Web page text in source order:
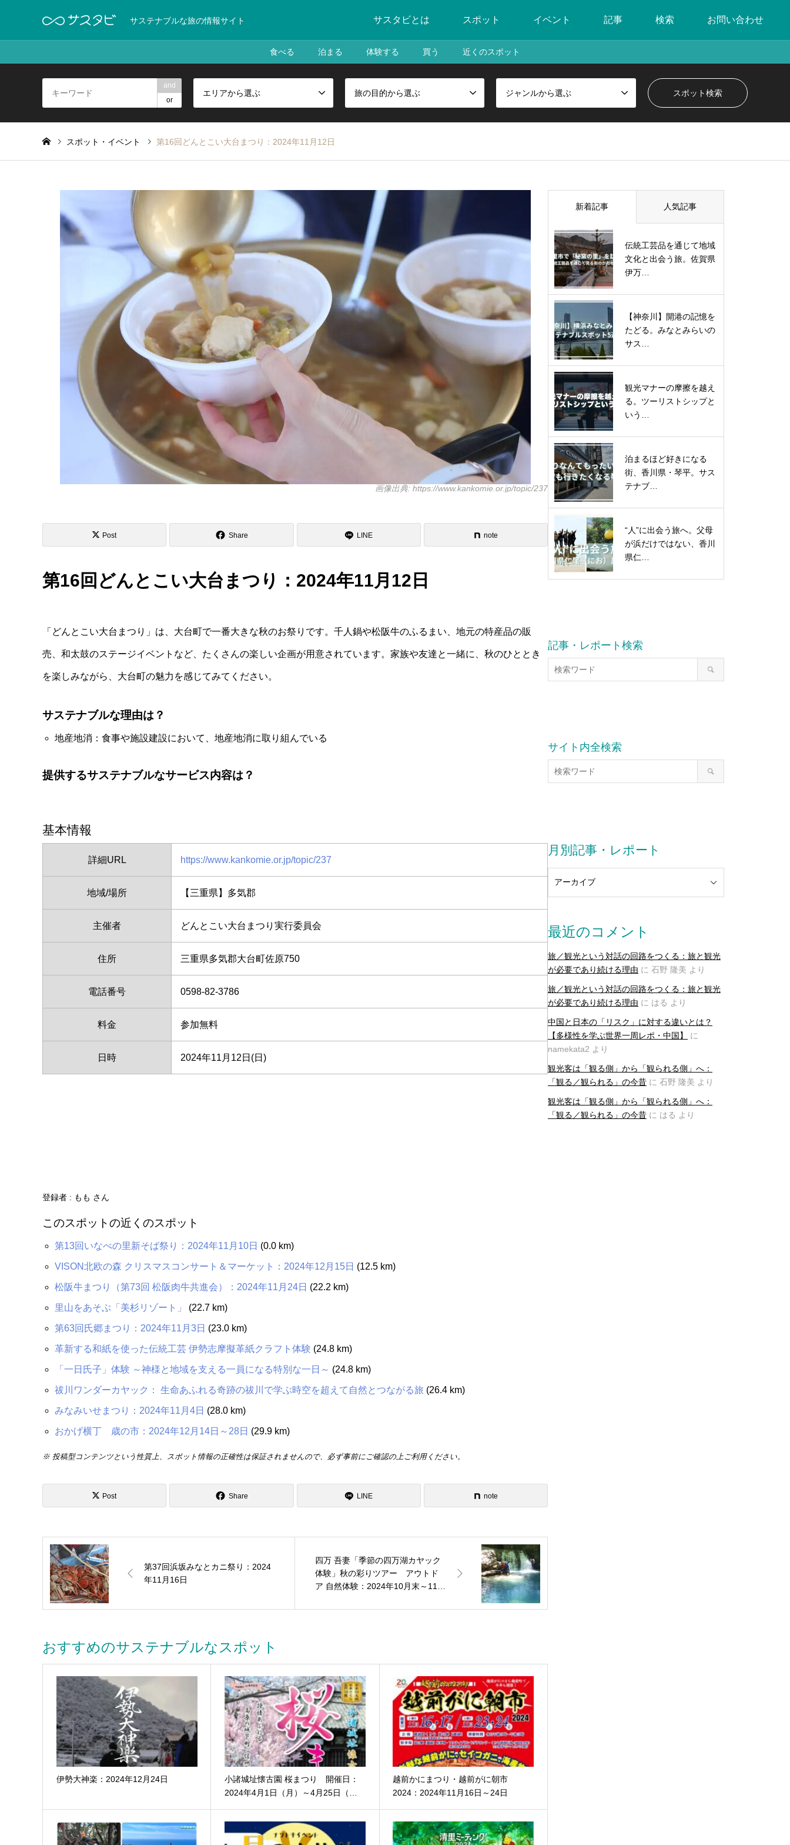
サステナブルな旅の情報サイト サスタビとは スポット イベント 記事 検索 お問い合わせ
食べる 泊まる 体験する 買う 近くのスポット
and
or
エリアから選ぶ 旅の目的から選ぶ ジャンルから選ぶ
スポット・イベント 第16回どんとこい大台まつり：2024年11月12日
画像出典: https://www.kankomie.or.jp/topic/237
Post Share LINE note
第16回どんとこい大台まつり：2024年11月12日
「どんとこい大台まつり」は、大台町で一番大きな秋のお祭りです。千人鍋や松阪牛のふるまい、地元の特産品の販
売、和太鼓のステージイベントなど、たくさんの楽しい企画が用意されています。家族や友達と一緒に、秋のひととき
を楽しみながら、大台町の魅力を感じてみてください。
サステナブルな理由は？
地産地消：食事や施設建設において、地産地消に取り組んでいる
提供するサステナブルなサービス内容は？
基本情報
詳細URL https://www.kankomie.or.jp/topic/237
地域/場所 【三重県】多気郡
主催者 どんとこい大台まつり実行委員会
住所 三重県多気郡大台町佐原750
電話番号 0598-82-3786
料金 参加無料
日時 2024年11月12日(日)
登録者 : もも さん
このスポットの近くのスポット
第13回いなべの里新そば祭り：2024年11月10日 (0.0 km)
VISON北欧の森 クリスマスコンサート＆マーケット：2024年12月15日 (12.5 km)
松阪牛まつり（第73回 松阪肉牛共進会）：2024年11月24日 (22.2 km)
里山をあそぶ「美杉リゾート」 (22.7 km)
第63回氏郷まつり：2024年11月3日 (23.0 km)
革新する和紙を使った伝統工芸 伊勢志摩擬革紙クラフト体験 (24.8 km)
「一日氏子」体験 ～神様と地域を支える一員になる特別な一日～ (24.8 km)
祓川ワンダーカヤック： 生命あふれる奇跡の祓川で学ぶ時空を超えて自然とつながる旅 (26.4 km)
みなみいせまつり：2024年11月4日 (28.0 km)
おかげ横丁 歳の市：2024年12月14日～28日 (29.9 km)
※ 投稿型コンテンツという性質上、スポット情報の正確性は保証されませんので、必ず事前にご確認の上ご利用ください。
Post Share LINE note
第37回浜坂みなとカニ祭り：2024
年11月16日
四万 吾妻「季節の四万湖カヤック
体験」秋の彩りツアー アウトド
ア 自然体験：2024年10月末～11月
おすすめのサステナブルなスポット
伊勢大神楽：2024年12月24日
小諸城址懐古園 桜まつり 開催日：
2024年4月1日（月）～4月25日（…
越前かにまつり・越前がに朝市
2024：2024年11月16日～24日
新着記事 人気記事
伝統工芸品を通じて地域
文化と出会う旅。佐賀県
伊万…
【神奈川】開港の記憶を
たどる。みなとみらいの
サス…
観光マナーの摩擦を越え
る。ツーリストシップと
いう…
泊まるほど好きになる
街、香川県・琴平。サス
テナブ…
“人”に出会う旅へ。父母
が浜だけではない、香川
県仁…
記事・レポート検索
サイト内全検索
月別記事・レポート
最近のコメント
旅／観光という対話の回路をつくる：旅と観光
が必要であり続ける理由 に 石野 隆美 より
旅／観光という対話の回路をつくる：旅と観光
が必要であり続ける理由 に はる より
中国と日本の「リスク」に対する違いとは？
【多様性を学ぶ世界一周レポ・中国】
に
namekata2 より
観光客は「観る側」から「観られる側」へ：
「観る／観られる」の今昔 に 石野 隆美 より
観光客は「観る側」から「観られる側」へ：
「観る／観られる」の今昔 に はる より